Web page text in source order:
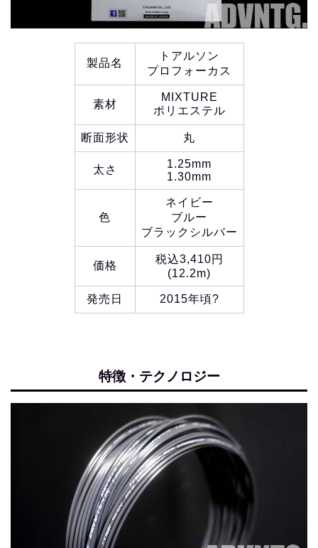
製品名
トアルソン
プロフォーカス
素材
MIXTURE
ポリエステル
断面形状 丸
太さ
1.25mm
1.30mm
色
ネイビー
ブルー
ブラックシルバー
価格
税込3,410円
(12.2m)
発売日 2015年頃?
特徴・テクノロジー